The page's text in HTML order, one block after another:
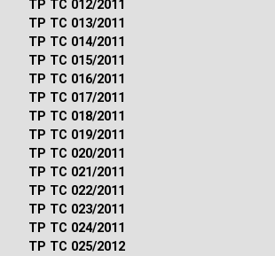
ТР ТС 012/2011
ТР ТС 013/2011
ТР ТС 014/2011
ТР ТС 015/2011
ТР ТС 016/2011
ТР ТС 017/2011
ТР ТС 018/2011
ТР ТС 019/2011
ТР ТС 020/2011
ТР ТС 021/2011
ТР ТС 022/2011
ТР ТС 023/2011
ТР ТС 024/2011
ТР ТС 025/2012